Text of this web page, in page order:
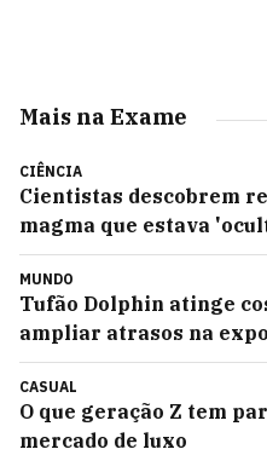
Mais na Exame
CIÊNCIA
Cientistas descobrem
magma que estava
MUNDO
Tufão Dolphin atinge
ampliar atrasos na
CASUAL
O que geração Z tem
mercado de luxo